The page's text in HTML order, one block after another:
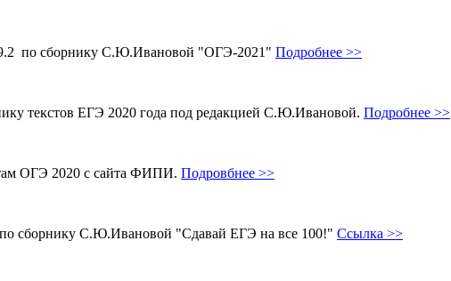
9.2 по сборнику С.Ю.Ивановой "ОГЭ-2021" Подробнее >>
текстов ЕГЭ 2020 года под редакцией С.Ю.Ивановой. Подробнее >>
ОГЭ 2020 с сайта ФИПИ. Подровбнее >>
сборнику С.Ю.Ивановой "Сдавай ЕГЭ на все 100!" Ссылка >>